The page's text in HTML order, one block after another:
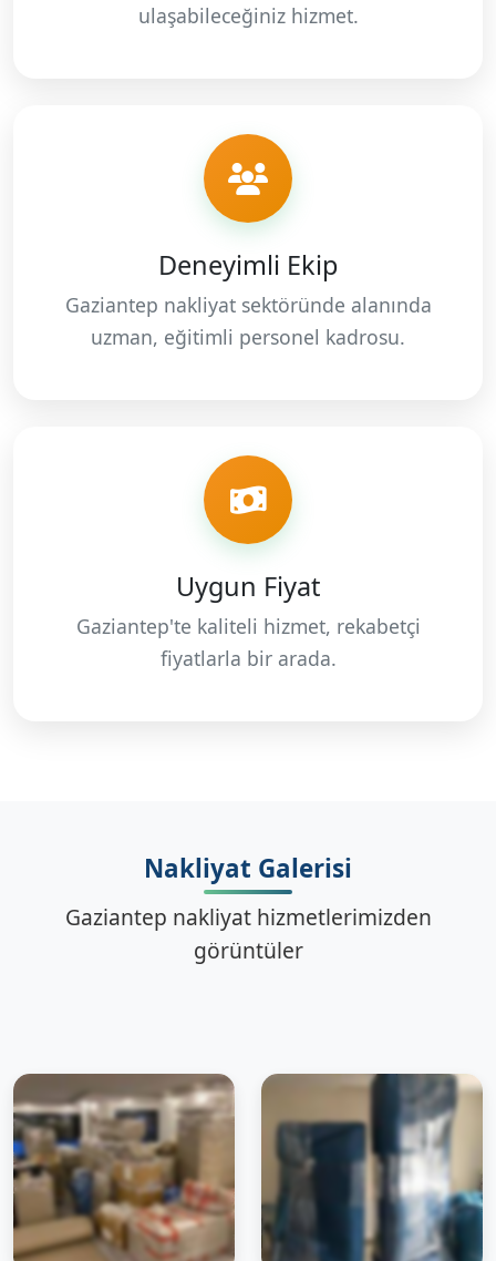
ulaşabileceğiniz hizmet.
Deneyimli Ekip
Gaziantep nakliyat sektöründe alanında
uzman, eğitimli personel kadrosu.
Uygun Fiyat
Gaziantep'te kaliteli hizmet, rekabetçi
fiyatlarla bir arada.
Nakliyat Galerisi
Gaziantep nakliyat hizmetlerimizden
görüntüler